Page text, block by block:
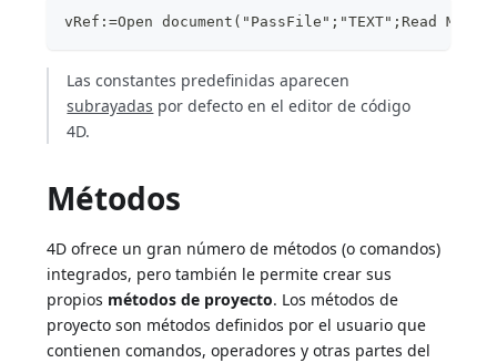
vRef:=Open document("PassFile";"TEXT";Read
Las constantes predefinidas aparecen
subrayadas por defecto en el editor de código
4D.
Métodos
4D ofrece un gran número de métodos (o comandos)
integrados, pero también le permite crear sus
propios métodos de proyecto. Los métodos de
proyecto son métodos definidos por el usuario que
contienen comandos, operadores y otras partes del